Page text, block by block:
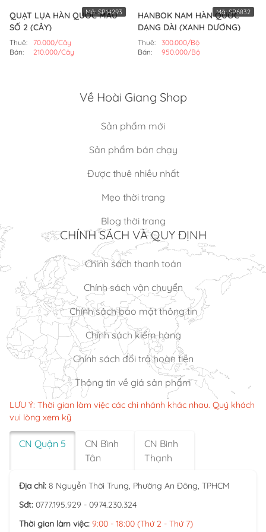
QUẠT LỤA HÀN QUỐC MẪU
SỐ 2 (CÂY)
Thuê:
70.000/Cây
Bán:
210.000/Cây
Mã: SP14293
HANBOK NAM HÀN QUỐC
DẠNG DÀI (XANH DƯƠNG)
Thuê:
300.000/Bộ
Bán:
950.000/Bộ
Mã:SP6832
Về Hoài Giang Shop
Sản phẩm mới
Sản phẩm bán chạy
Được thuê nhiều nhất
Mẹo thời trang
Blog thời trang
CHÍNH SÁCH VÀ QUY ĐỊNH
Chính sách thanh toán
Chính sách vận chuyển
Chính sách bảo mật thông tin
Chính sách kiểm hàng
Chính sách đổi trả hoàn tiền
Thông tin về giá sản phẩm
LƯU Ý: Thời gian làm việc các chi nhánh khác nhau. Quý khách
vui lòng xem kỹ
CN Quận 5
CN Bình
Tân
CN Bình
Thạnh
Địa chỉ: 8 Nguyễn Thời Trung, Phường An Đông, TPHCM
Sđt: 0777.195.929 - 0974.230.324
Thời gian làm việc: 9:00 - 18:00 (Thứ 2 - Thứ 7)